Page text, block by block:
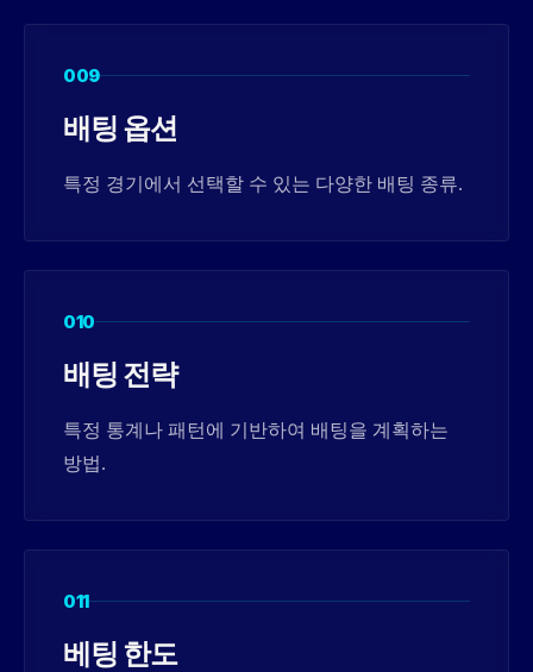
009
배팅 옵션
특정 경기에서 선택할 수 있는 다양한 배팅 종류.
010
배팅 전략
특정 통계나 패턴에 기반하여 배팅을 계획하는
방법.
011
베팅 한도